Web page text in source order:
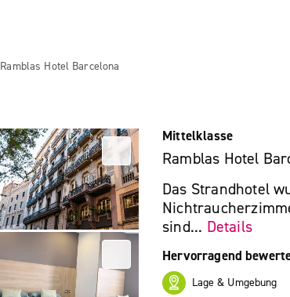
Ramblas Hotel Barcelona
Mittelklasse
Ramblas Hotel
Das Strandhotel
sind... Details
Hervorragend
Lage & Umgebung